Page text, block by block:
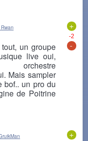
+
-2
-
un groupe
live oui,
Mais sampler
bof.. un pro du
de Poitrine
+